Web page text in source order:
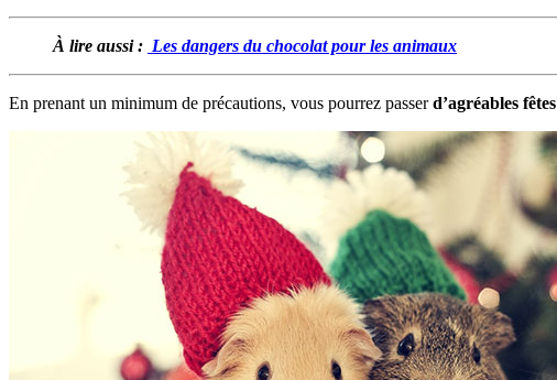
À lire aussi : Les dangers du chocolat pour les animaux
En prenant un minimum de précautions, vous pourrez passerd’agréables fêtes